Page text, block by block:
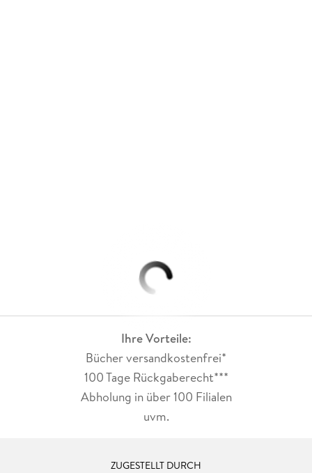
Ihre Vorteile:
Bücher versandkostenfrei*
100 Tage Rückgaberecht***
Abholung in über 100 Filialen
uvm.
ZUGESTELLT DURCH